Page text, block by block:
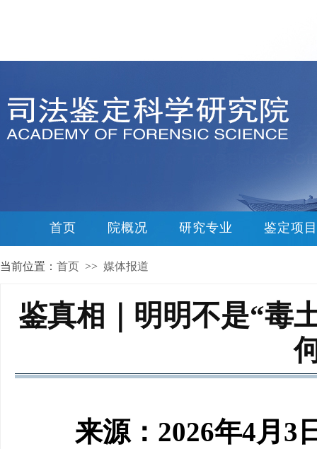
首页 院概况 研究专业 鉴定项目
当前位置： 首页 >> 媒体报道
鉴真相｜明明不是“毒
来源：2026年4月3